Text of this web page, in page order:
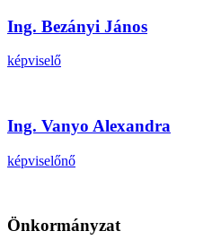
Ing. Bezányi János
képviselő
Ing. Vanyo Alexandra
képviselőnő
Önkormányzat